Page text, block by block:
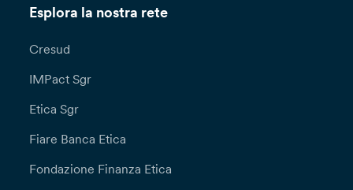
Esplora la nostra rete
Cresud
IMPact Sgr
Etica Sgr
Fiare Banca Etica
Fondazione Finanza Etica